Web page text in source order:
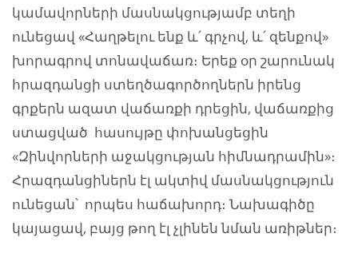
կամավորների մասնակցությամբ տեղի
ունեցավ «Հաղթելու ենք և՛ գրչով, և՛ զենքով»
խորագրով տոնավաճառ։ Երեք օր շարունակ
հրազդանցի ստեղծագործողներն իրենց
գրքերն ազատ վաճառքի դրեցին, վաճառքից
ստացված հասույթը փոխանցեցին
«Զինվորների աջակցության հիմնադրամին»։
Հրազդանցիներն էլ ակտիվ մասնակցություն
ունեցան՝ որպես հաճախորդ։ Նախագիծը
կայացավ, բայց թող էլ չլինեն նման առիթներ։